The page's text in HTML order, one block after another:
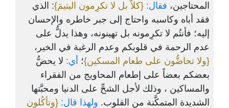
المحتاجين، فقال: {كلاَّ بل لا تكرِمون اليتيمَ}: الذي
فقد أباه وكاسبه واحتاج إلى جبر خاطره والإحسان
إليه؛ فأنتُم لا تكرِمونه بل تهينونه، وهذا يدلُّ على
عدم الرحمة في قلوبكم وعدم الرغبة في الخير،
{ولا تحاضُّون على طعام المسكين}؛ أي: لا يحضُّ
بعضكم بعضاً على إطعام المحاويج من الفقراء
والمساكين ، وذلك لأجل الشحِّ على الدنيا ومحبَّتها
الشديدة المتمكَّنة من القلوب. ولهذا قال: {وتأكُلون